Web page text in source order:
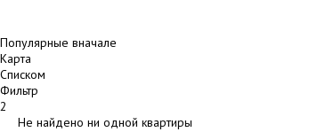
Популярные вначале
Карта
Списком
Фильтр
2
Не найдено ни одной квартиры